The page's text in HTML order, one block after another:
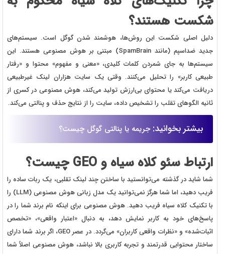
شکست هستند؟
دلیل اصلی شکست این روش‌ها، هوشمند شدن گوگل است. سیستم‌های
جدید ضداسپم (مانند SpamBrain) مبتنی بر هوش مصنوعی هستند. این
سیستم‌ها به جای شمردن کلمات کلیدی، «معنی و مفهوم» محتوا و «رفتار
طبیعی کاربر» را تحلیل می‌کنند. وقتی یک سایت هزاران لینک غیرطبیعی
دریافت می‌کند یا محتوای بی‌ارزش تولید می‌کند، هوش مصنوعی در کسری از
ثانیه الگوهای تقلب را تشخیص داده، سایت را از نتایج حذف و پنالتی می‌کند.
بیشتر بخوانید:جریمه یا پنالتی گوگل چیست؟
ارتباط سئو کلاه سیاه و GEO چیست؟
شما شاید در گذشته می‌توانستید با ساختن چند لینک تقلبی، یک ربات ساده را
فریب دهید، اما شما هرگز نمی‌توانید یک مدل زبانی هوش مصنوعی (LLM) را
با تکنیک کلاه سیاه فریب دهید. هوش مصنوعی برای اینکه نام برند شما را در
پاسخ‌های خود به کاربر نمایش دهد، به دنبال «اعتبار واقعی»، «تخصص
اثبات‌شده» و «نظرات واقعی کاربران» می‌گردد. در عصر GEO، اگر برند شما دارای
ساختار محتوایی قدرتمند و تجربه کاربری بالا نباشد، هوش مصنوعی اصلاً شما